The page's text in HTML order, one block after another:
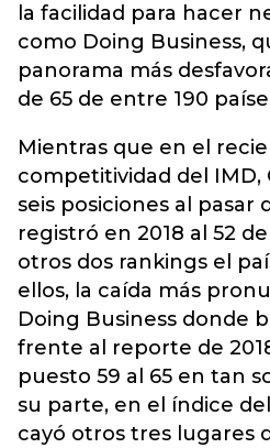
la facilidad para hacer
como Doing Business,
panorama más
de 65 de entre 190
Mientras que en el
competitividad del IMD,
seis posiciones al pasar
registró en 2018 al 52
otros dos rankings el
ellos, la caída más
Doing Business donde
frente al reporte de
puesto 59 al 65 en tan
su parte, en el índice
cayó otros tres lugares